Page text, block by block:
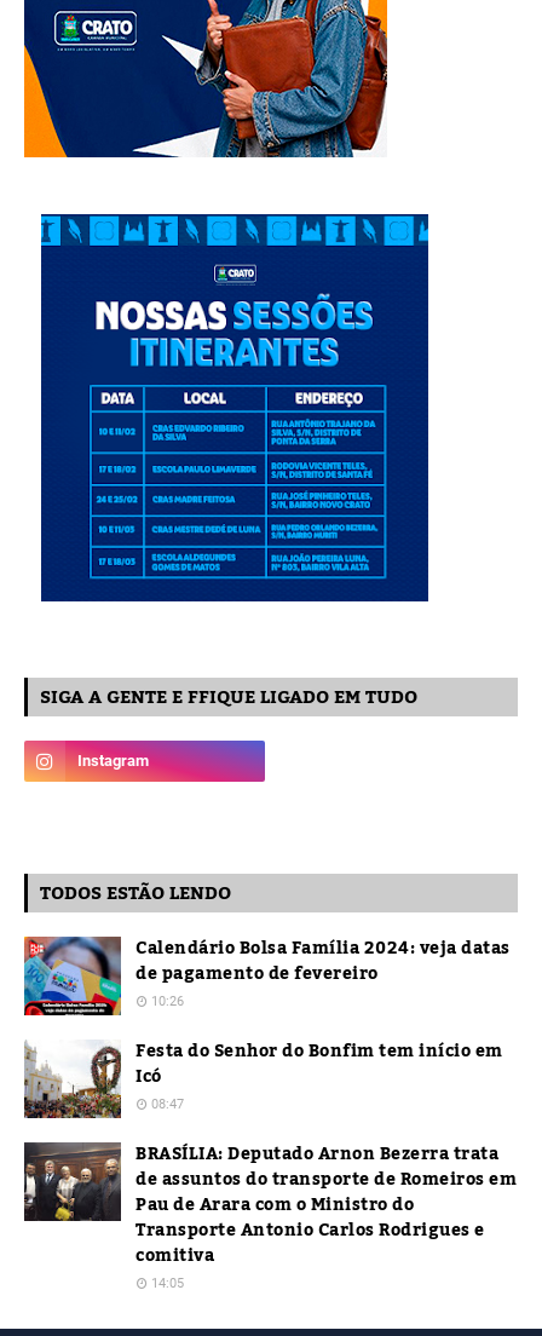
SIGA A GENTE E FFIQUE LIGADO EM TUDO
TODOS ESTÃO LENDO
Calendário Bolsa Família 2024: veja datas
de pagamento de fevereiro
10:26
Festa do Senhor do Bonfim tem início em
Icó
08:47
BRASÍLIA: Deputado Arnon Bezerra trata
de assuntos do transporte de Romeiros em
Pau de Arara com o Ministro do
Transporte Antonio Carlos Rodrigues e
comitiva
14:05